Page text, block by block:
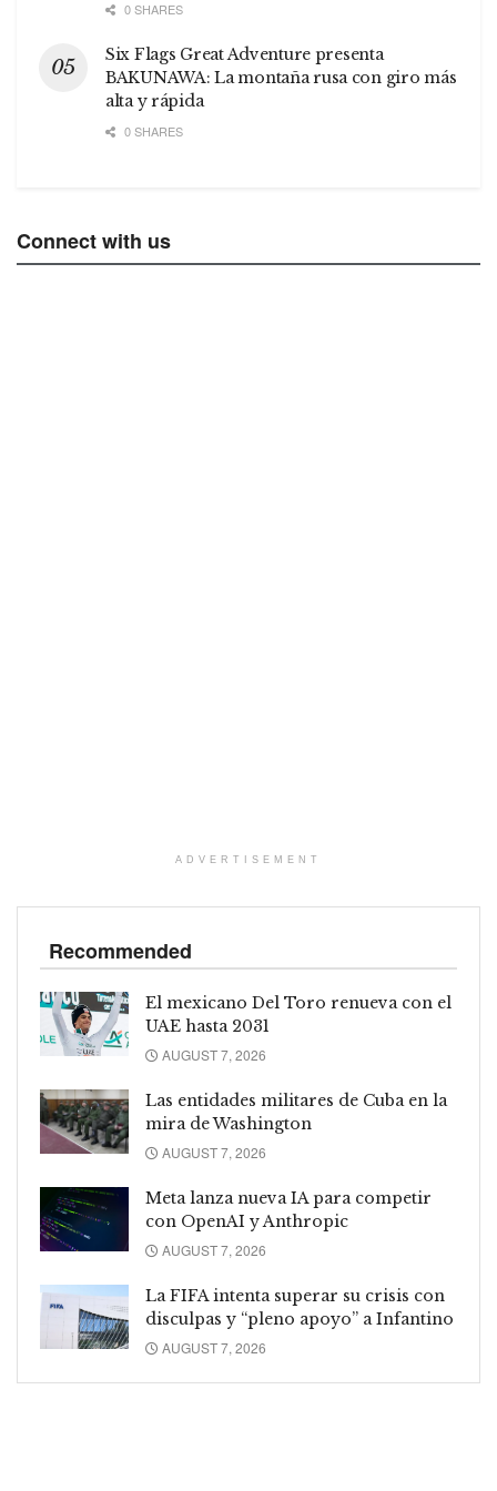
0 SHARES
Six Flags Great Adventure presenta
BAKUNAWA: La montaña rusa con giro más
alta y rápida
0 SHARES
Connect with us
ADVERTISEMENT
Recommended
El mexicano Del Toro renueva con el
UAE hasta 2031
AUGUST 7, 2026
Las entidades militares de Cuba en la
mira de Washington
AUGUST 7, 2026
Meta lanza nueva IA para competir
con OpenAI y Anthropic
AUGUST 7, 2026
La FIFA intenta superar su crisis con
disculpas y “pleno apoyo” a Infantino
AUGUST 7, 2026